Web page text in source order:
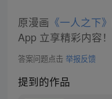
原漫画 《一人之下》
App 立享精彩内容！
答案问题点击 举报反馈
提到的作品